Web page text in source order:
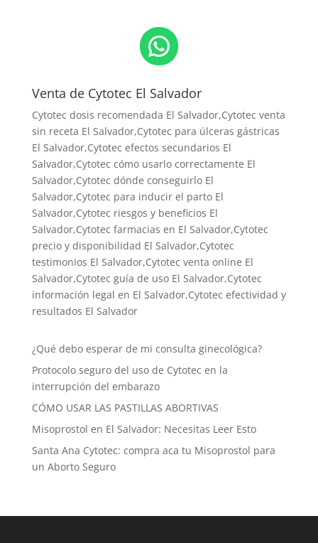
WhatsApp
Venta de Cytotec El Salvador
Cytotec dosis recomendada El Salvador,Cytotec venta
sin receta El Salvador,Cytotec para úlceras gástricas
El Salvador,Cytotec efectos secundarios El
Salvador,Cytotec cómo usarlo correctamente El
Salvador,Cytotec dónde conseguirlo El
Salvador,Cytotec para inducir el parto El
Salvador,Cytotec riesgos y beneficios El
Salvador,Cytotec farmacias en El Salvador,Cytotec
precio y disponibilidad El Salvador,Cytotec
testimonios El Salvador,Cytotec venta online El
Salvador,Cytotec guía de uso El Salvador,Cytotec
información legal en El Salvador,Cytotec efectividad y
resultados El Salvador
¿Qué debo esperar de mi consulta ginecológica?
Protocolo seguro del uso de Cytotec en la
interrupción del embarazo
CÓMO USAR LAS PASTILLAS ABORTIVAS
Misoprostol en El Salvador: Necesitas Leer Esto
Santa Ana Cytotec: compra aca tu Misoprostol para
un Aborto Seguro